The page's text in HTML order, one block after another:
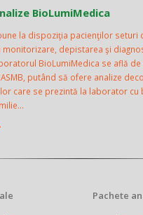
BioLumiMedica
la dispoziţia pacienţilor seturi
monitorizare, depistarea şi
BioLumiMedica se află de
putând să ofere analize
care se prezintă la laborator
Pachete